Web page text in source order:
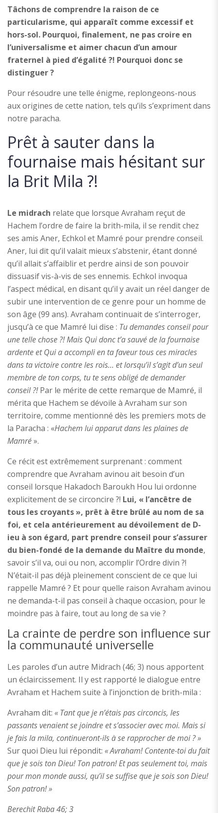
Tâchons de comprendre la raison de ce
particularisme, qui apparaît comme excessif et
hors-sol. Pourquoi, finalement, ne pas croire en
l’universalisme et aimer chacun d’un amour
fraternel à pied d’égalité ?! Pourquoi donc se
distinguer ?
Pour résoudre une telle énigme, replongeons-nous
aux origines de cette nation, tels qu’ils s’expriment dans
notre paracha.
Prêt à sauter dans la
fournaise mais hésitant sur
la Brit Mila ?!
Le midrach relate que lorsque Avraham reçut de
Hachem l’ordre de faire la brith-mila, il se rendit chez
ses amis Aner, Echkol et Mamré pour prendre conseil.
Aner, lui dit qu’il valait mieux s’abstenir, étant donné
qu’il allait s’affaiblir et perdre ainsi de son pouvoir
dissuasif vis-à-vis de ses ennemis. Echkol invoqua
l’aspect médical, en disant qu’il y avait un réel danger de
subir une intervention de ce genre pour un homme de
son âge (99 ans). Avraham continuait de s’interroger,
jusqu’à ce que Mamré lui dise : Tu demandes conseil pour
une telle chose ?! Mais Qui donc t’a sauvé de la fournaise
ardente et Qui a accompli en ta faveur tous ces miracles
dans ta victoire contre les rois… et lorsqu’il s’agit d’un seul
membre de ton corps, tu te sens obligé de demander
conseil ?!Par le mérite de cette remarque de Mamré, il
mérita que Hachem se dévoile à Avraham sur son
territoire, comme mentionné dès les premiers mots de
la Paracha : «Hachem lui apparut dans les plaines de
Mamré».
Ce récit est extrêmement surprenant : comment
comprendre que Avraham avinou ait besoin d’un
conseil lorsque Hakadoch Baroukh Hou lui ordonne
explicitement de se circoncire ?! Lui, « l’ancêtre de
tous les croyants », prêt à être brûlé au nom de sa
foi, et cela antérieurement au dévoilement de D-
ieu à son égard, part prendre conseil pour s’assurer
du bien-fondé de la demande du Maître du monde,
savoir s’il va, oui ou non, accomplir l’Ordre divin ?!
N’était-il pas déjà pleinement conscient de ce que lui
rappelle Mamré ? Et pour quelle raison Avraham avinou
ne demanda-t-il pas conseil à chaque occasion, pour le
moindre pas à faire, tout au long de sa vie ?
La crainte de perdre son influence sur
la communauté universelle
Les paroles d’un autre Midrach (46; 3) nous apportent
un éclaircissement. Il y est rapporté le dialogue entre
Avraham et Hachem suite à l’injonction de brith-mila :
Avraham dit: « Tant que je n’étais pas circoncis, les
passants venaient se joindre et s’associer avec moi. Mais si
je fais la mila, continueront-ils à se rapprocher de moi ? »
Sur quoi Dieu lui répondit: « Avraham! Contente-toi du fait
que je sois ton Dieu! Ton patron! Et pas seulement toi, mais
pour mon monde aussi, qu’il se suffise que je sois son Dieu!
Son patron! »
Berechit Raba 46; 3